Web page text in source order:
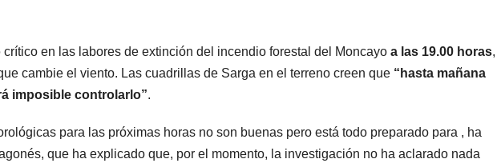
crítico en las labores de extinción del incendio forestal del Moncayo a las 19.00 horas,
cambie el viento. Las cuadrillas de Sarga en el terreno creen que “hasta mañana
imposible controlarlo”.
para las próximas horas no son buenas pero está todo preparado para , ha
que ha explicado que, por el momento, la investigación no ha aclarado nada